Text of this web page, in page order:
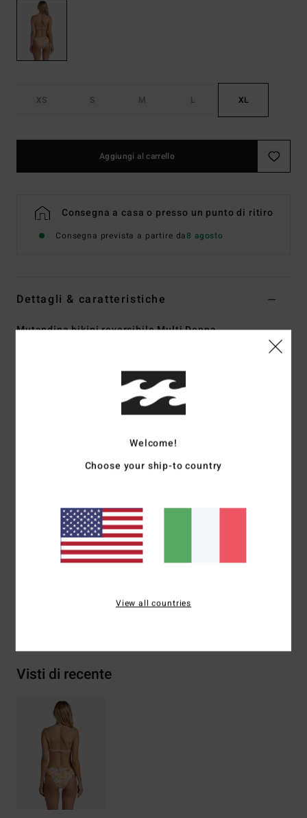
XS S M L XL
Aggiungi al carrello
Consegna a casa o presso un punto di ritiro
Consegna prevista a partire da8 agosto
Dettagli & caratteristiche
Mutandina bikini reversibile Multi Donna
collezione Sungazers
elastan e poliestere riciclato
vita bassa
Marcatura:logo ricamato
Altre caratteristiche:reversibile
Composizione84% poliestere, 16% elastan
Visti di recente
Welcome!
Choose your ship-to country
View all countries